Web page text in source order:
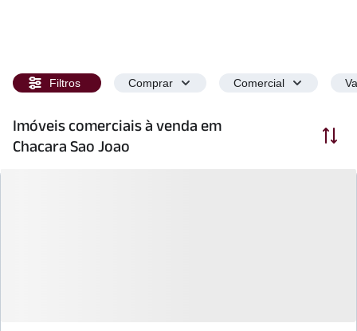
Filtros Comprar Comercial
Imóveis comerciais à venda em
Chacara Sao Joao
Ordenar